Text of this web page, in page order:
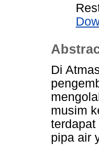
Di
musim
pipa air